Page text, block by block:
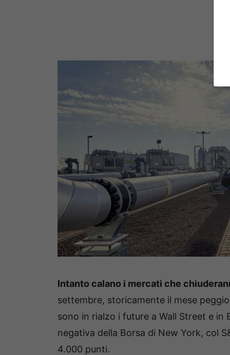
Intanto calano i mercati che
settembre, storicamente il mese
sono in rialzo i future a Wall Street e
negativa della Borsa di New York, col
4.000 punti.